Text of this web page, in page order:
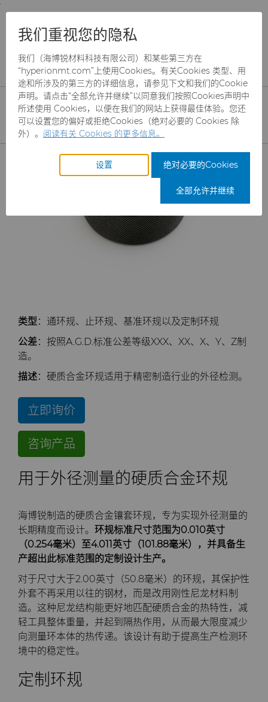
;
and information are based on this region.
Close Change region
CBN颗粒
金刚石微粉
超优级金刚石微粉
制罐模具
冲杯模具解决方案
缩颈模具解决方案
Extrusion Tooling Solutions
专用硬质合金棒料
通用硬质合金棒料
硬质合金辊环
硬质合金轧辊
Custom Cutting Tools
PCD & PCBN Tooling
研磨膏和研磨液
金刚石研磨膏
研磨液和悬浮液
Hyperion金刚石研磨液
流体处理
流体端部件
食品加工零部件
喷涂与点胶零部件
成形模具
成形模具坯料
粉末冶金压制模具
齿轮滚刀坯料
滚刀坯料
螺旋伞齿刀坯料
Skivit™强力刮齿刀坯料
刀片坯料
定制刀片坯料
Oil & Gas
Directional Drilling Tools
Well Completion & Fracking
Flow Control Valve Trim
PCBN
BZN™ Compacts产品
超厚BZN™
PCD
Compax™ PCD工具坯料
P系列PCD
U系列PCD
RTP粉末
非标牌号
标准牌号
旋转切刀
卫生用品旋转切割解决方案
锯片刀头和坯料
航空航天
能源与自然资源
环境与过程
食品与饮料
通用制造
卫生
医疗
碳化硅半导体
炼钢
工具制造
服务
刀具制造商解决方案
服务车间
硬质合金回收
增材制造
材料
PCD & PCBN牌号选型工具
证书和数据表
材料分析实验室
QEHS政策
研发
条款和条件
关于我们
职业机会
活动
公司管理
新闻
Supply Chain
可持续性
联系我们
联系我们
销售办事处
安全数据表
环规
类型：通环规、止环规、基准环规以及定制环规
公差：按照A.G.D.标准公差等级XXX、XX、X、Y、Z制
造。
描述：硬质合金环规适用于精密制造行业的外径检测。
立即询价
咨询产品
用于外径测量的硬质合金环规
海博锐制造的硬质合金镶套环规，专为实现外径测量的
长期精度而设计。 环规标准尺寸范围为0.010英寸
（0.254毫米）至4.011英寸（101.88毫米），并具备生
产超出此标准范围的定制设计生产。
对于尺寸大于2.00英寸（50.8毫米）的环规，其保护性
外套不再采用以往的钢材，而是改用刚性尼龙材料制
造。这种尼龙结构能更好地匹配硬质合金的热特性，减
轻工具整体重量，并起到隔热作用，从而最大限度减少
向测量环本体的热传递。该设计有助于提高生产检测环
境中的稳定性。
定制环规
我们重视您的隐私
我们（海博锐材料科技有限公司）和某些第三方在
“hyperionmt.com”上使用Cookies。有关Cookies 类型、用
途和所涉及的第三方的详细信息，请参见下文和我们的Cookie
声明。请点击“全部允许并继续”以同意我们按照Cookies声明中
所述使用 Cookies，以便在我们的网站上获得最佳体验。您还
可以设置您的偏好或拒绝Cookies（绝对必要的 Cookies 除
外）。 阅读有关 Cookies 的更多信息。
设置 绝对必要的Cookies
全部允许并继续